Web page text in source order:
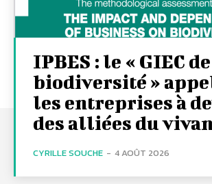
IPBES : le « GIEC
biodiversité »
les entreprises à
des alliées du
CYRILLE SOUCHE - 4 AOÛT 2026